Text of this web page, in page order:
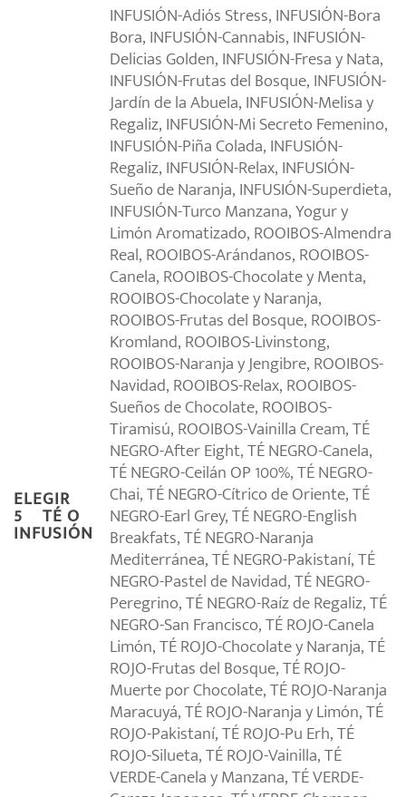
ELEGIR
5º TÉ O
INFUSIÓN
INFUSIÓN-Adiós Stress, INFUSIÓN-Bora
Bora, INFUSIÓN-Cannabis, INFUSIÓN-
Delicias Golden, INFUSIÓN-Fresa y Nata,
INFUSIÓN-Frutas del Bosque, INFUSIÓN-
Jardín de la Abuela, INFUSIÓN-Melisa y
Regaliz, INFUSIÓN-Mi Secreto Femenino,
INFUSIÓN-Piña Colada, INFUSIÓN-
Regaliz, INFUSIÓN-Relax, INFUSIÓN-
Sueño de Naranja, INFUSIÓN-Superdieta,
INFUSIÓN-Turco Manzana, Yogur y
Limón Aromatizado, ROOIBOS-Almendra
Real, ROOIBOS-Arándanos, ROOIBOS-
Canela, ROOIBOS-Chocolate y Menta,
ROOIBOS-Chocolate y Naranja,
ROOIBOS-Frutas del Bosque, ROOIBOS-
Kromland, ROOIBOS-Livinstong,
ROOIBOS-Naranja y Jengibre, ROOIBOS-
Navidad, ROOIBOS-Relax, ROOIBOS-
Sueños de Chocolate, ROOIBOS-
Tiramisú, ROOIBOS-Vainilla Cream, TÉ
NEGRO-After Eight, TÉ NEGRO-Canela,
TÉ NEGRO-Ceilán OP 100%, TÉ NEGRO-
Chai, TÉ NEGRO-Cítrico de Oriente, TÉ
NEGRO-Earl Grey, TÉ NEGRO-English
Breakfats, TÉ NEGRO-Naranja
Mediterránea, TÉ NEGRO-Pakistaní, TÉ
NEGRO-Pastel de Navidad, TÉ NEGRO-
Peregrino, TÉ NEGRO-Raíz de Regaliz, TÉ
NEGRO-San Francisco, TÉ ROJO-Canela
Limón, TÉ ROJO-Chocolate y Naranja, TÉ
ROJO-Frutas del Bosque, TÉ ROJO-
Muerte por Chocolate, TÉ ROJO-Naranja
Maracuyá, TÉ ROJO-Naranja y Limón, TÉ
ROJO-Pakistaní, TÉ ROJO-Pu Erh, TÉ
ROJO-Silueta, TÉ ROJO-Vainilla, TÉ
VERDE-Canela y Manzana, TÉ VERDE-